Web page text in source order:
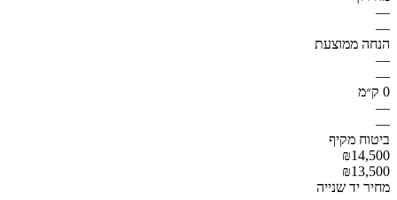
—
—
הנחה ממוצעת
—
—
0 ק״מ
—
—
ביטוח מקיף
₪14,500
₪13,500
מחיר יד שנייה